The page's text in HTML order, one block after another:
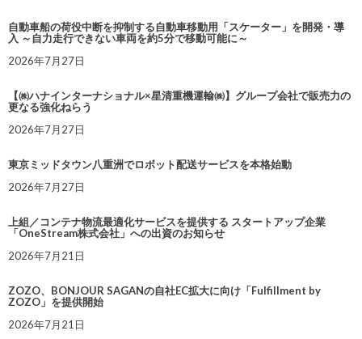
自動車船の荷役中断を抑制する自動車移動用「スケーター」を開発・導
入 ～自力走行できない車両を約5分で移動可能に～
2026年7月27日
【㈱ハナインターナショナル×星清重機運輸㈱】グループ会社で販売力の
更なる強化ねらう
2026年7月27日
東京ミッドタウン八重洲でロボット配送サービスを本格始動
2026年7月27日
上組／コンテナ物流最適化サービスを提供する スタートアップ企業
「OneStream株式会社」への出資のお知らせ
2026年7月21日
ZOZO、BONJOUR SAGANの自社EC拡大に向け「Fulfillment by
ZOZO」を提供開始
2026年7月21日